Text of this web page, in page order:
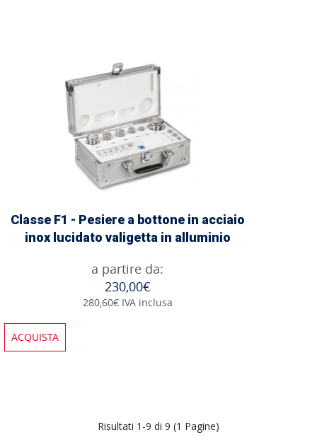
Classe F1 - Pesiere a bottone in acciaio
inox lucidato valigetta in alluminio
a partire da:
230,00€
280,60€ IVA inclusa
ACQUISTA
Risultati 1-9 di 9 (1 Pagine)